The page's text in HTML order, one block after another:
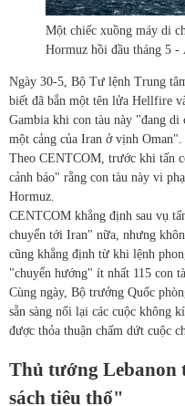
Một chiếc xuồng máy di
Hormuz hồi đầu tháng 5 -
Ngày 30-5, Bộ Tư lệnh Trung
biết đã bắn một tên lửa Hellfire
Gambia khi con tàu này "đang di
một cảng của Iran ở vịnh Oman".
Theo CENTCOM, trước khi tấn
cảnh báo" rằng con tàu này vi
Hormuz.
CENTCOM khẳng định sau vụ
chuyển tới Iran" nữa, nhưng
cũng khẳng định từ khi lệnh
"chuyển hướng" ít nhất 115 con
Cùng ngày, Bộ trưởng Quốc
sẵn sàng nối lại các cuộc không
được thỏa thuận chấm dứt cuộc
Thủ tướng Lebanon
sách tiêu thổ"